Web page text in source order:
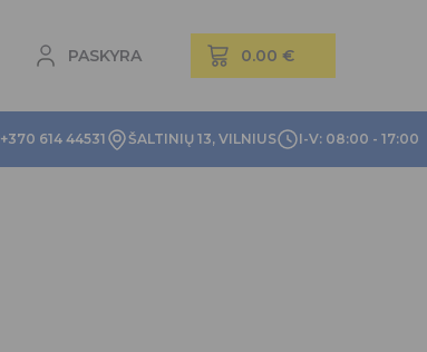
PASKYRA
+370 614 44531 ŠALTINIŲ 13, VILNIUS I-V: 08:00 - 17:00